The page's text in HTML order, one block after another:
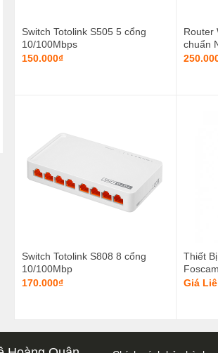
Switch Totolink S505 5 cổng
10/100Mbps
150.000₫
Router
chuẩn
Switch Totolink S808 8 cổng
10/100Mbp
170.000₫
Thiết
Giá